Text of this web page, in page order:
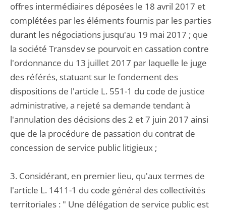
offres intermédiaires déposées le 18 avril 2017 et
complétées par les éléments fournis par les parties
durant les négociations jusqu'au 19 mai 2017 ; que
la société Transdev se pourvoit en cassation contre
l'ordonnance du 13 juillet 2017 par laquelle le juge
des référés, statuant sur le fondement des
dispositions de l'article L. 551-1 du code de justice
administrative, a rejeté sa demande tendant à
l'annulation des décisions des 2 et 7 juin 2017 ainsi
que de la procédure de passation du contrat de
concession de service public litigieux ;
3. Considérant, en premier lieu, qu'aux termes de
l'article L. 1411-1 du code général des collectivités
territoriales : " Une délégation de service public est